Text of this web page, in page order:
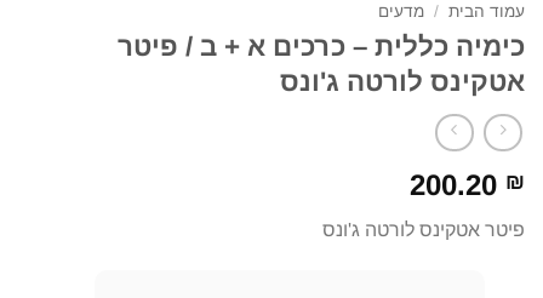
עמוד הבית / מדעים
כימיה כללית – כרכים א + ב / פיטר
אטקינס לורטה ג'ונס
200.20 ₪
פיטר אטקינס לורטה ג'ונס